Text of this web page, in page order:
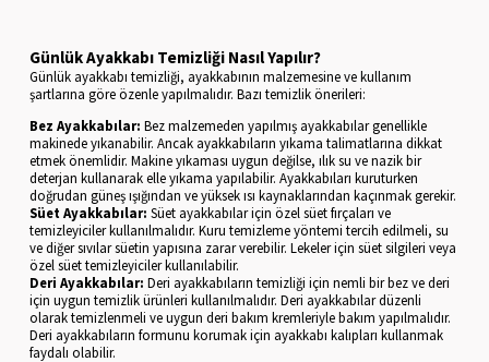
Günlük Ayakkabı Temizliği Nasıl Yapılır?
Günlük ayakkabı temizliği, ayakkabının malzemesine ve kullanım
şartlarına göre özenle yapılmalıdır. Bazı temizlik önerileri:
Bez Ayakkabılar: Bez malzemeden yapılmış ayakkabılar genellikle
makinede yıkanabilir. Ancak ayakkabıların yıkama talimatlarına dikkat
etmek önemlidir. Makine yıkaması uygun değilse, ılık su ve nazik bir
deterjan kullanarak elle yıkama yapılabilir. Ayakkabıları kuruturken
doğrudan güneş ışığından ve yüksek ısı kaynaklarından kaçınmak gerekir.
Süet Ayakkabılar: Süet ayakkabılar için özel süet fırçaları ve
temizleyiciler kullanılmalıdır. Kuru temizleme yöntemi tercih edilmeli, su
ve diğer sıvılar süetin yapısına zarar verebilir. Lekeler için süet silgileri veya
özel süet temizleyiciler kullanılabilir.
Deri Ayakkabılar: Deri ayakkabıların temizliği için nemli bir bez ve deri
için uygun temizlik ürünleri kullanılmalıdır. Deri ayakkabılar düzenli
olarak temizlenmeli ve uygun deri bakım kremleriyle bakım yapılmalıdır.
Deri ayakkabıların formunu korumak için ayakkabı kalıpları kullanmak
faydalı olabilir.